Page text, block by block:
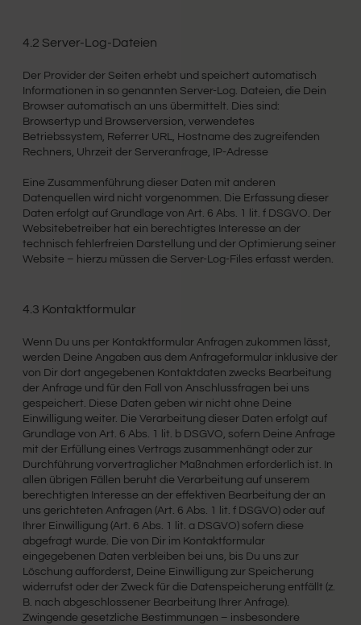
4.2 Server-Log-Dateien
Der Provider der Seiten erhebt und speichert automatisch
Informationen in so genannten Server-Log. Dateien, die Dein
Browser automatisch an uns übermittelt. Dies sind:
Browsertyp und Browserversion, verwendetes
Betriebssystem, Referrer URL, Hostname des zugreifenden
Rechners, Uhrzeit der Serveranfrage, IP-Adresse
Eine Zusammenführung dieser Daten mit anderen
Datenquellen wird nicht vorgenommen. Die Erfassung dieser
Daten erfolgt auf Grundlage von Art. 6 Abs. 1 lit. f DSGVO. Der
Websitebetreiber hat ein berechtigtes Interesse an der
technisch fehlerfreien Darstellung und der Optimierung seiner
Website – hierzu müssen die Server-Log-Files erfasst werden.
4.3 Kontaktformular
Wenn Du uns per Kontaktformular Anfragen zukommen lässt,
werden Deine Angaben aus dem Anfrageformular inklusive der
von Dir dort angegebenen Kontaktdaten zwecks Bearbeitung
der Anfrage und für den Fall von Anschlussfragen bei uns
gespeichert. Diese Daten geben wir nicht ohne Deine
Einwilligung weiter. Die Verarbeitung dieser Daten erfolgt auf
Grundlage von Art. 6 Abs. 1 lit. b DSGVO, sofern Deine Anfrage
mit der Erfüllung eines Vertrags zusammenhängt oder zur
Durchführung vorvertraglicher Maßnahmen erforderlich ist. In
allen übrigen Fällen beruht die Verarbeitung auf unserem
berechtigten Interesse an der effektiven Bearbeitung der an
uns gerichteten Anfragen (Art. 6 Abs. 1 lit. f DSGVO) oder auf
Ihrer Einwilligung (Art. 6 Abs. 1 lit. a DSGVO) sofern diese
abgefragt wurde. Die von Dir im Kontaktformular
eingegebenen Daten verbleiben bei uns, bis Du uns zur
Löschung aufforderst, Deine Einwilligung zur Speicherung
widerrufst oder der Zweck für die Datenspeicherung entfällt (z.
B. nach abgeschlossener Bearbeitung Ihrer Anfrage).
Zwingende gesetzliche Bestimmungen – insbesondere